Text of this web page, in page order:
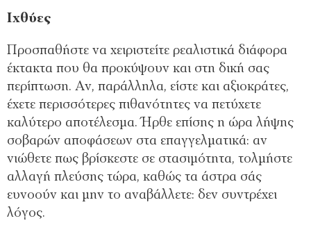
Ιχθύες
Προσπαθήστε να χειριστείτε ρεαλιστικά διάφορα
έκτακτα που θα προκύψουν και στη δική σας
περίπτωση. Αν, παράλληλα, είστε και αξιοκράτες,
έχετε περισσότερες πιθανότητες να πετύχετε
καλύτερο αποτέλεσμα. Ήρθε επίσης η ώρα λήψης
σοβαρών αποφάσεων στα επαγγελματικά: αν
νιώθετε πως βρίσκεστε σε στασιμότητα, τολμήστε
αλλαγή πλεύσης τώρα, καθώς τα άστρα σάς
ευνοούν και μην το αναβάλλετε: δεν συντρέχει
λόγος.